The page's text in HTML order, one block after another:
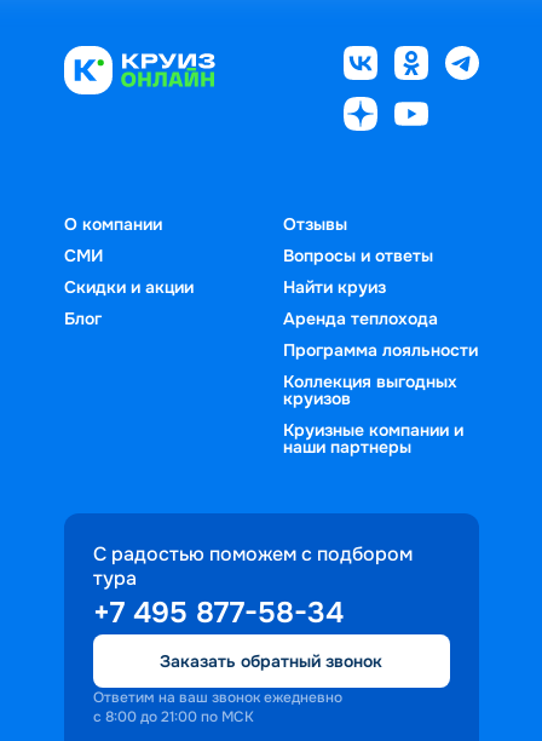
О компании
СМИ
Скидки и акции
Блог
Отзывы
Вопросы и ответы
Найти круиз
Аренда теплохода
Программа лояльности
Коллекция выгодных
круизов
Круизные компании и
наши партнеры
С радостью поможем с подбором
тура
+7 495 877-58-34
Заказать обратный звонок
Ответим на ваш звонок ежедневно
с 8:00 до 21:00 по МСК